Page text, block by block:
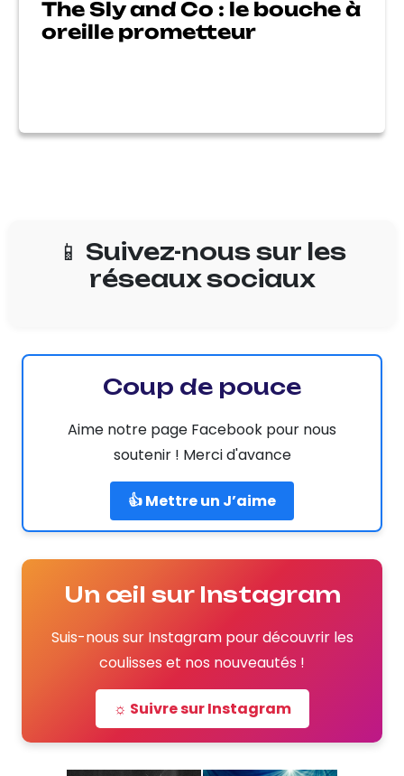
The Sly and Co : le bouche à
oreille prometteur
📱 Suivez-nous sur les
réseaux sociaux
Coup de pouce
Aime notre page Facebook pour nous
soutenir ! Merci d'avance
👍 Mettre un J’aime
Un œil sur Instagram
Suis-nous sur Instagram pour découvrir les
coulisses et nos nouveautés !
☼ Suivre sur Instagram